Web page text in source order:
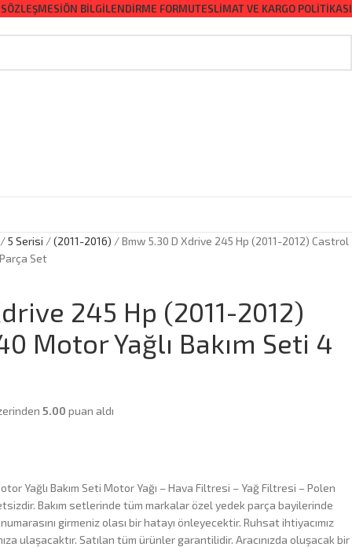
ÖN BILGILENDIRME FORMUTESLIMAT VE KARGO POLITIKASI
5 Serisi (2011-2016)
Bmw 5.30 D Xdrive 245 Hp (2011-2012) Castrol
Set
245 Hp (2011-2012)
Motor Yağlı Bakım Seti 4
5.00 puan aldı
Yağlı Bakım Seti Motor Yağı – Hava Filtresi – Yağ Filtresi – Polen
Bakım setlerinde tüm markalar özel yedek parça bayilerinde
numarasını girmeniz olası bir hatayı önleyecektir. Ruhsat ihtiyacımız
ulaşacaktır. Satılan tüm ürünler garantilidir. Aracınızda oluşacak bir